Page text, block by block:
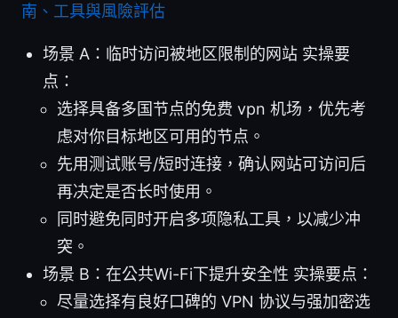
南、工具與風險評估
场景 A：临时访问被地区限制的网站 实操要
点：
选择具备多国节点的免费 vpn 机场，优先考
虑对你目标地区可用的节点。
先用测试账号/短时连接，确认网站可访问后
再决定是否长时使用。
同时避免同时开启多项隐私工具，以减少冲
突。
场景 B：在公共Wi-Fi下提升安全性 实操要点：
尽量选择有良好口碑的 VPN 协议与强加密选